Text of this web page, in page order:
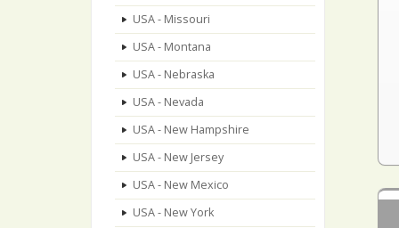
USA - Missouri
USA - Montana
USA - Nebraska
USA - Nevada
USA - New Hampshire
USA - New Jersey
USA - New Mexico
USA - New York